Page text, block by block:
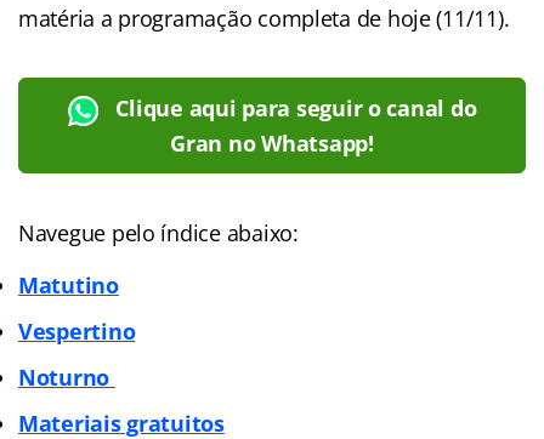
matéria a programação completa de hoje (11/11).
Clique aqui para seguir o canal do
Gran no Whatsapp!
Navegue pelo índice abaixo:
Matutino
Vespertino
Noturno
Materiais gratuitos